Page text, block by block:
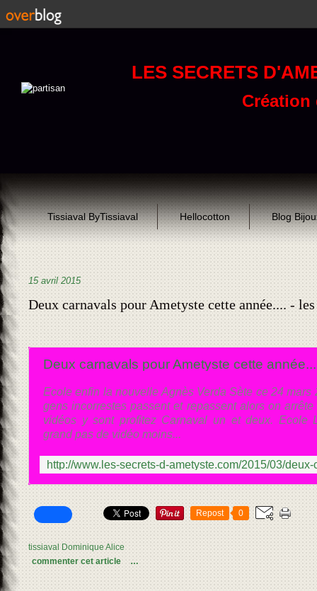
LES SECRETS
Création
Tissiaval ByTissiaval Hellocotton Blog
15 avril 2015
Deux carnavals pour Ametyste cette année.... -
Ecole enfin la nouvelle Agnès Verda Sète ce 24 mars
gens incorrestes passent et repassent alors on
vidéos y sont profitez Carnaval un et deux. Ecole
grand pas de vidéo moins...
Repost 0
tissiaval Dominique Alice
commenter cet article
…